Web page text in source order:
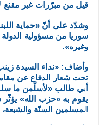
قيل من مبرّرات غير مقنع
وشدّد على أنّ «حماية
سوريا من مسؤولية
وغيره».
وأضاف: «نداء السيدة
تحت شعار الدفاع عن
أبي طالب «لأسلّمن ما
يقوم به «حزب الله» يؤثّر
المسلمين السنّة